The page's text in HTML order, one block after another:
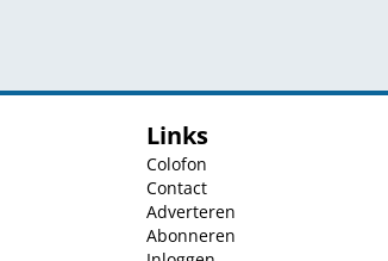
Links
Colofon
Contact
Adverteren
Abonneren